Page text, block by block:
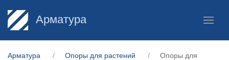
Арматура
Арматура Опоры для растений
Опоры для